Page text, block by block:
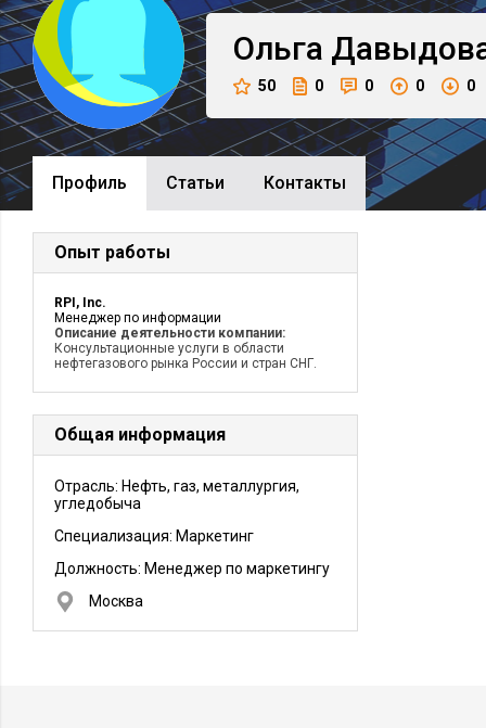
Ольга
50 0 0 0 0
Профиль Cтатьи Контакты
Опыт работы
RPI, Inc.
Менеджер по информации
Описание деятельности компании:
Консультационные услуги в области
нефтегазового рынка России и стран СНГ.
Общая информация
Отрасль: Нефть, газ, металлургия,
угледобыча
Специализация: Маркетинг
Должность: Менеджер по маркетингу
Москва